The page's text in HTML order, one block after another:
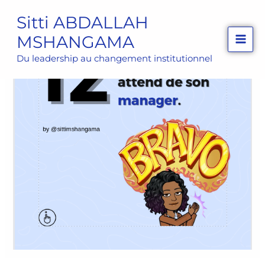
contenu
Sitti ABDALLAH
MSHANGAMA
Du leadership au changement institutionnel